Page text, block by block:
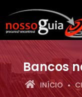
Bancos
INÍCIO